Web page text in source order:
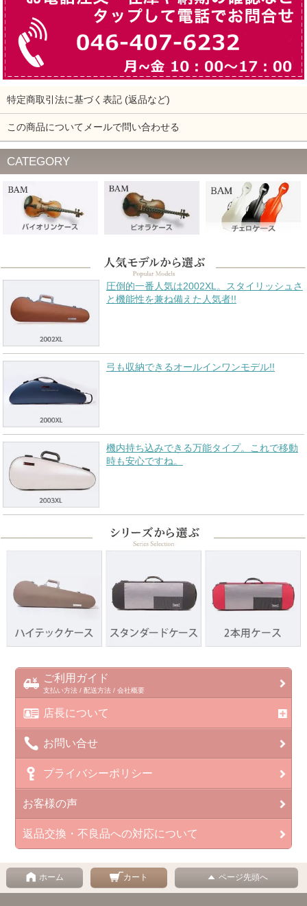
特定商取引法に基づく表記 (返品など)
この商品についてメールで問い合わせる
CATEGORY
圧倒的一番人気は2002XL。スタイリッシュさ
と機能性を兼ね備えた人気者!!
弓も収納できるオールインワンモデル!!
機内持ち込みできる万能タイプ。これで移動
時も安心ですね。
ご利用ガイド
支払い方法 / 配送方法 / 会社概要
店長について
お問い合せ
プライバシーポリシー
お客様の声
返品交換・不良品への対応について
ホーム カート ページ先頭へ